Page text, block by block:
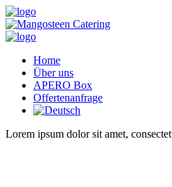
Home
Über uns
APERO Box
Offertenanfrage
Lorem ipsum dolor sit amet,